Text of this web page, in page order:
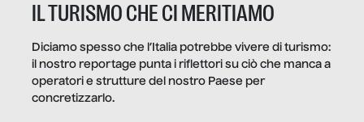
IL TURISMO CHE CI MERITIAMO
Diciamo spesso che l’Italia potrebbe vivere di turismo:
il nostro reportage punta i riflettori su ciò che manca a
operatori e strutture del nostro Paese per
concretizzarlo.